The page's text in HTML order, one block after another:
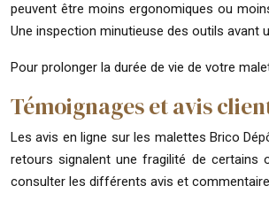
peuvent être moins ergonomiques ou
Une inspection minutieuse des outils avant
Pour prolonger la durée de vie de votre
Témoignages et avis
Les avis en ligne sur les malettes Brico
retours signalent une fragilité de certains
consulter les différents avis et